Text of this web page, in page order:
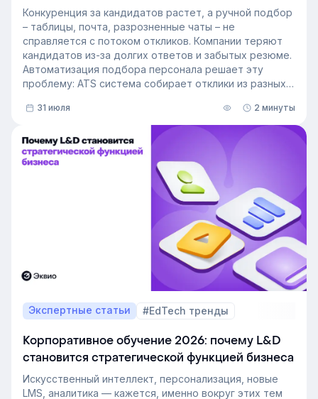
подбора персонала
Конкуренция за кандидатов растет, а ручной подбор
– таблицы, почта, разрозненные чаты – не
справляется с потоком откликов. Компании теряют
кандидатов из-за долгих ответов и забытых резюме.
Автоматизация подбора персонала решает эту
проблему: ATS система собирает отклики из разных
снимает с рекрутера рутину. Сегодня программа для
рекрутинга – это базовый инструмент для быстрого
и системного закрытия вакансий.
31 июля 2 минуты
Экспертные статьи #EdTech тренды
Корпоративное обучение 2026: почему L&D
становится стратегической функцией бизнеса
Искусственный интеллект, персонализация, новые
LMS, аналитика — кажется, именно вокруг этих тем